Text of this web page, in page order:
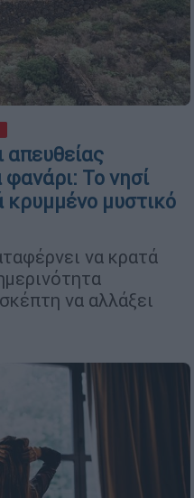
απευθείας
φανάρι: Το νησί
κρυμμένο μυστικό
να κρατά
να αλλάξει